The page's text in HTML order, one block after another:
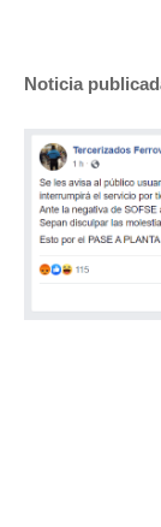
Noticia